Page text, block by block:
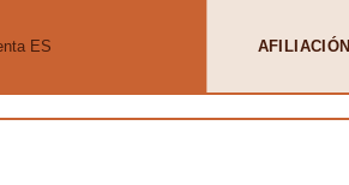
AFILIACIÓN